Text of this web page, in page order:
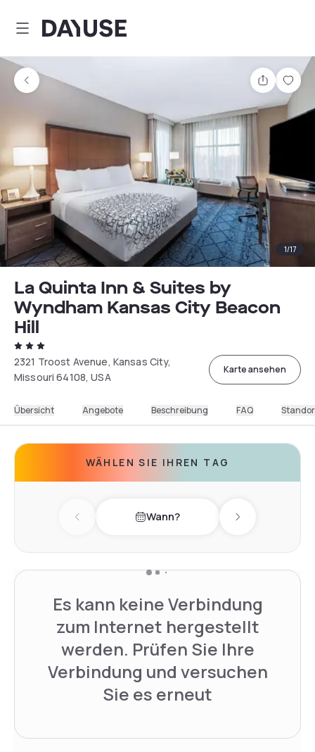
Dayuse
Teilen
1/17
La Quinta Inn & Suites by
Wyndham Kansas City Beacon
Hill
2321 Troost Avenue, Kansas City,
Missouri 64108, USA
Karte ansehen
Übersicht Angebote Beschreibung FAQ
WÄHLEN SIE IHREN TAG
Previous day Wann? Next day
Es kann keine Verbindung
zum Internet hergestellt
werden. Prüfen Sie Ihre
Verbindung und versuchen
Sie es erneut